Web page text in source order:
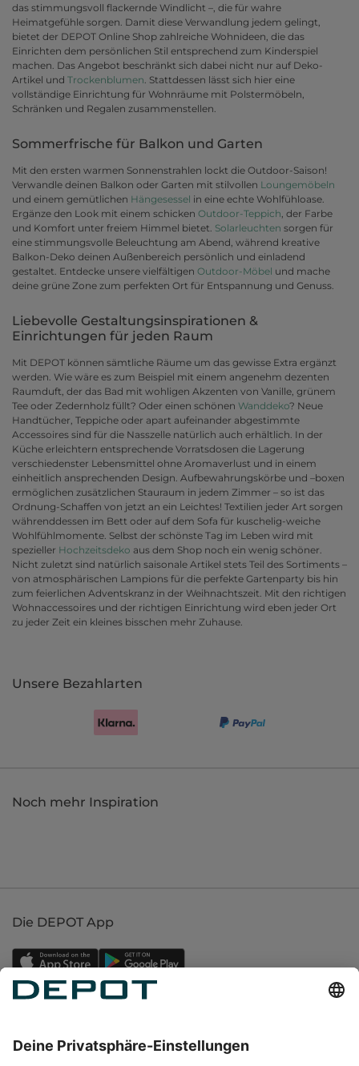
das stimmungsvoll flackernde Windlicht –, die für wahre
Heimatgefühle sorgen. Damit diese Verwandlung jedem gelingt,
bietet der DEPOT Online Shop zahlreiche Wohnideen, die das
Einrichten dem persönlichen Stil entsprechend zum Kinderspiel
machen. Das Angebot beschränkt sich dabei nicht nur auf Deko-
Artikel und Trockenblumen . Stattdessen lässt sich hier eine
vollständige Einrichtung für Wohnräume mit Polstermöbeln,
Schränken und Regalen zusammenstellen.
Sommerfrische für Balkon und Garten
Mit den ersten warmen Sonnenstrahlen lockt die Outdoor-Saison!
Verwandle deinen Balkon oder Garten mit stilvollen Loungemöbeln
und einem gemütlichen Hängesessel in eine echte Wohlfühloase.
Ergänze den Look mit einem schicken Outdoor-Teppich , der Farbe
und Komfort unter freiem Himmel bietet. Solarleuchten sorgen für
eine stimmungsvolle Beleuchtung am Abend, während kreative
Balkon-Deko deinen Außenbereich persönlich und einladend
gestaltet. Entdecke unsere vielfältigen Outdoor-Möbel und mache
deine grüne Zone zum perfekten Ort für Entspannung und Genuss.
Liebevolle Gestaltungsinspirationen &
Einrichtungen für jeden Raum
Mit DEPOT können sämtliche Räume um das gewisse Extra ergänzt
werden. Wie wäre es zum Beispiel mit einem angenehm dezenten
Raumduft, der das Bad mit wohligen Akzenten von Vanille, grünem
Tee oder Zedernholz füllt? Oder einen schönen Wanddeko? Neue
Handtücher, Teppiche oder apart aufeinander abgestimmte
Accessoires sind für die Nasszelle natürlich auch erhältlich. In der
Küche erleichtern entsprechende Vorratsdosen die Lagerung
verschiedenster Lebensmittel ohne Aromaverlust und in einem
einheitlich ansprechenden Design. Aufbewahrungskörbe und –boxen
ermöglichen zusätzlichen Stauraum in jedem Zimmer – so ist das
Ordnung-Schaffen von jetzt an ein Leichtes! Textilien jeder Art sorgen
währenddessen im Bett oder auf dem Sofa für kuschelig-weiche
Wohlfühlmomente. Selbst der schönste Tag im Leben wird mit
spezieller Hochzeitsdeko aus dem Shop noch ein wenig schöner.
Nicht zuletzt sind natürlich saisonale Artikel stets Teil des Sortiments –
von atmosphärischen Lampions für die perfekte Gartenparty bis hin
zum feierlichen Adventskranz in der Weihnachtszeit. Mit den richtigen
Wohnaccessoires und der richtigen Einrichtung wird eben jeder Ort
zu jeder Zeit ein kleines bisschen mehr Zuhause.
Unsere Bezahlarten
Noch mehr Inspiration
Die DEPOT App